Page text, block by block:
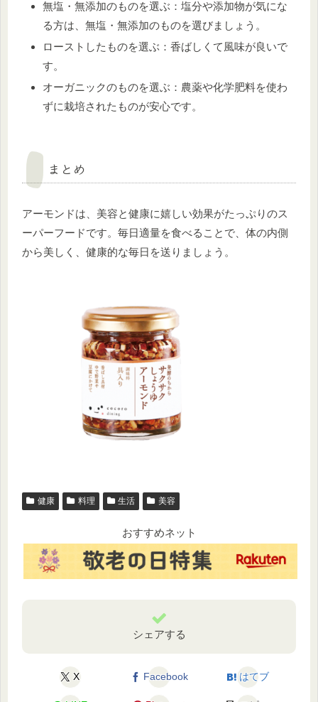
無塩・無添加のものを選ぶ：塩分や添加物が気にな
る方は、無塩・無添加のものを選びましょう。
ローストしたものを選ぶ：香ばしくて風味が良いで
す。
オーガニックのものを選ぶ：農薬や化学肥料を使わ
ずに栽培されたものが安心です。
まとめ
アーモンドは、美容と健康に嬉しい効果がたっぷりのス
ーパーフードです。毎日適量を食べることで、体の内側
から美しく、健康的な毎日を送りましょう。
健康 料理 生活 美容
おすすめネット
シェアする
X Facebook はてブ